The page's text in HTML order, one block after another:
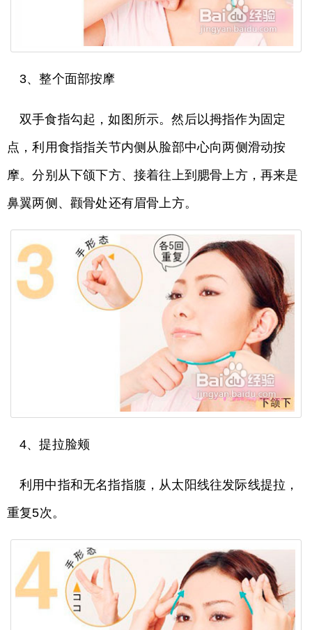
3、整个面部按摩
双手食指勾起，如图所示。然后以拇指作为固定
点，利用食指指关节内侧从脸部中心向两侧滑动按
摩。分别从下颌下方、接着往上到腮骨上方，再来是
鼻翼两侧、颧骨处还有眉骨上方。
4、提拉脸颊
利用中指和无名指指腹，从太阳线往发际线提拉，
重复5次。